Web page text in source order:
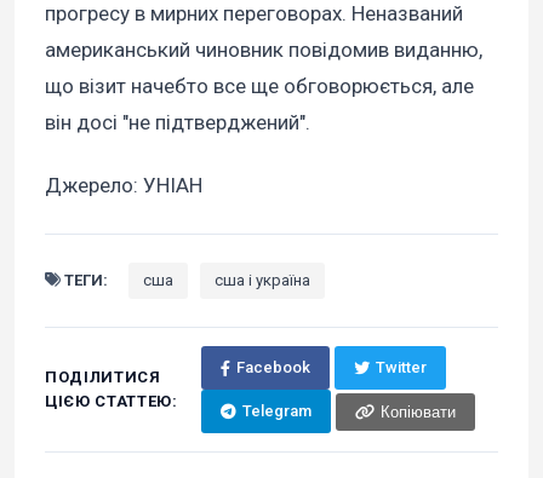
прогресу в мирних переговорах. Неназваний
американський чиновник повідомив виданню,
що візит начебто все ще обговорюється, але
він досі "не підтверджений".
Джерело: УНІАН
ТЕГИ: сша сша і україна
ПОДІЛИТИСЯ
ЦІЄЮ СТАТТЕЮ:
Facebook Twitter
Telegram Копіювати